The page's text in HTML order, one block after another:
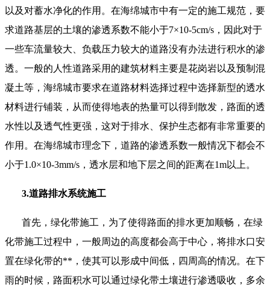
以及对蓄水净化的作用。在海绵城市中有一定的施工规范，要
求道路基层的土壤的渗透系数不能小于7×10-5cm/s，因此对于
一些车流量较大、负载压力较大的道路没有办法进行积水的渗
透。一般的人性道路采用的建筑材料主要是花岗岩以及预制混
凝土等，海绵城市要求在道路材料选择过程中选择新型的透水
材料进行铺装，从而使得地表的热量可以得到散发，路面的透
水性以及透气性更强，这对于排水、保护生态都有非常重要的
作用。在海绵城市理念下，道路的渗透系数一般情况下都会不
小于1.0×10-3mm/s，透水层和地下层之间的距离在1m以上。
3.道路排水系统施工
首先，绿化带施工，为了使得路面的排水更加顺畅，在绿
化带施工过程中，一般周边的高度都会高于中心，将排水口安
置在绿化带的**，使其可以形成中间低，四周高的情况。在下
雨的时候，路面积水可以通过绿化带土壤进行渗透吸收，多余